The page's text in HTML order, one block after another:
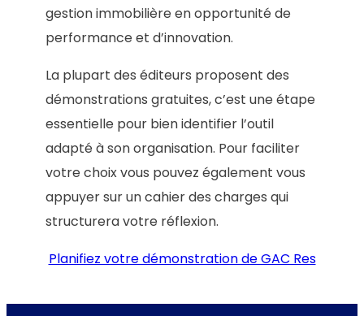
gestion immobilière en opportunité de
performance et d’innovation.
La plupart des éditeurs proposent des
démonstrations gratuites, c’est une étape
essentielle pour bien identifier l’outil
adapté à son organisation. Pour faciliter
votre choix vous pouvez également vous
appuyer sur un cahier des charges qui
structurera votre réflexion.
Planifiez votre démonstration de GAC Res